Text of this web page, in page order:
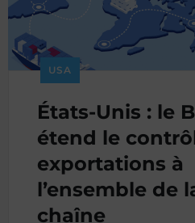
USA
États-Unis : le
étend le
exportations à
l’ensemble de
chaîne